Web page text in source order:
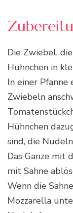
Die Zwiebel,
Hühnchen in
In einer Pfanne
Zwiebeln
Hühnchen
sind, die
Das Ganze mit
mit Sahne
Wenn die
Mozzarella